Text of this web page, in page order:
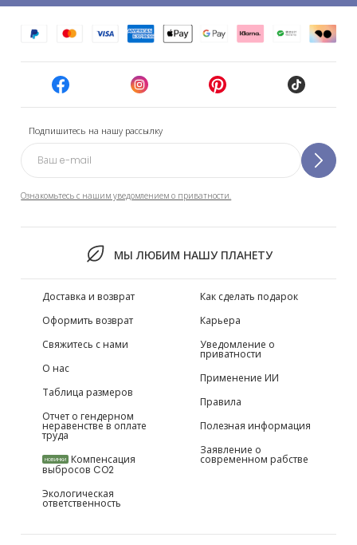
Подпишитесь на нашу рассылку
Ознакомьтесь с нашим уведомлением о приватности.
МЫ ЛЮБИМ НАШУ ПЛАНЕТУ
Доставка и возврат
Оформить возврат
Свяжитесь с нами
О нас
Таблица размеров
Отчет о гендерном
неравенстве в оплате
труда
НОВИНКИ Компенсация
выбросов CO2
Экологическая
ответственность
Как сделать подарок
Карьера
Уведомление о
приватности
Применение ИИ
Правила
Полезная информация
Заявление о
современном рабстве